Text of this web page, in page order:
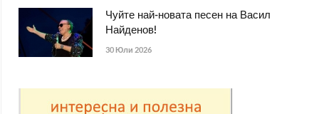
Чуйте най-новата песен на Васил
Найденов!
30 Юли 2026